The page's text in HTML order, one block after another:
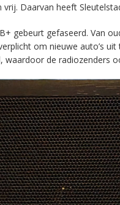
vrij. Daarvan heeft
gebeurt gefaseerd. Van
om nieuwe auto’s
waardoor de radiozenders